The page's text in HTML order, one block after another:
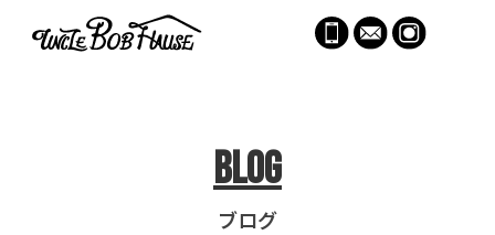
Blog
ブログ